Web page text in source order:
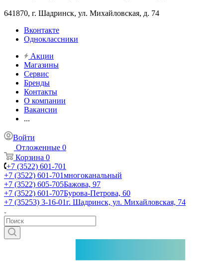
641870, г. Шадринск, ул. Михайловская, д. 74
Вконтакте
Одноклассники
Акции
Магазины
Сервис
Бренды
Контакты
О компании
Вакансии
...
Войти
Отложенные 0
Корзина 0
+7 (3522) 601-701
+7 (3522) 601-701многоканальный
+7 (3522) 605-705Бажова, 97
+7 (3522) 601-707Бурова-Петрова, 60
+7 (35253) 3-16-01г. Шадринск, ул. Михайловская, 74